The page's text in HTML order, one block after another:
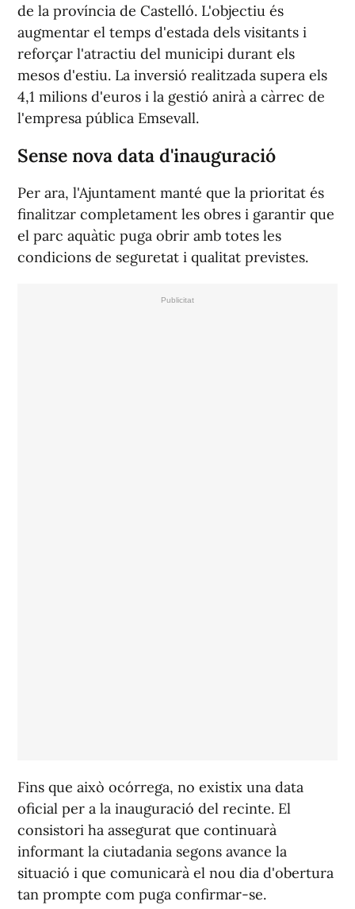
de la província de Castelló. L'objectiu és
augmentar el temps d'estada dels visitants i
reforçar l'atractiu del municipi durant els
mesos d'estiu. La inversió realitzada supera els
4,1 milions d'euros i la gestió anirà a càrrec de
l'empresa pública Emsevall.
Sense nova data d'inauguració
Per ara, l'Ajuntament manté que la prioritat és
finalitzar completament les obres i garantir que
el parc aquàtic puga obrir amb totes les
condicions de seguretat i qualitat previstes.
Fins que això ocórrega, no existix una data
oficial per a la inauguració del recinte. El
consistori ha assegurat que continuarà
informant la ciutadania segons avance la
situació i que comunicarà el nou dia d'obertura
tan prompte com puga confirmar-se.